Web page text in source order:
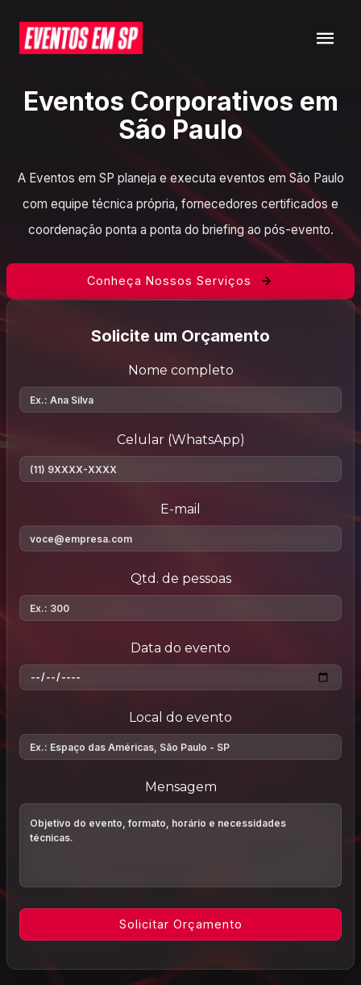
Eventos Corporativos em
São Paulo
A Eventos em SP planeja e executa eventos em São Paulo
com equipe técnica própria, fornecedores certificados e
coordenação ponta a ponta do briefing ao pós-evento.
Conheça Nossos Serviços
Solicite um Orçamento
Nome completo
Celular (WhatsApp)
E-mail
Qtd. de pessoas
Data do evento
Local do evento
Mensagem